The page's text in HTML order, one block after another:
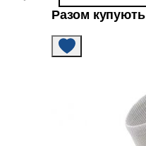
Разом купують